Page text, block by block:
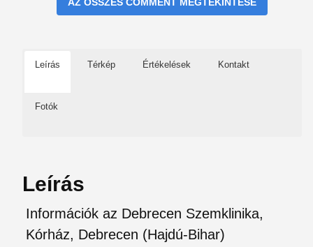
Leírás Térkép Értékelések Kontakt
Fotók
Leírás
Információk az Debrecen Szemklinika,
Kórház, Debrecen (Hajdú-Bihar)